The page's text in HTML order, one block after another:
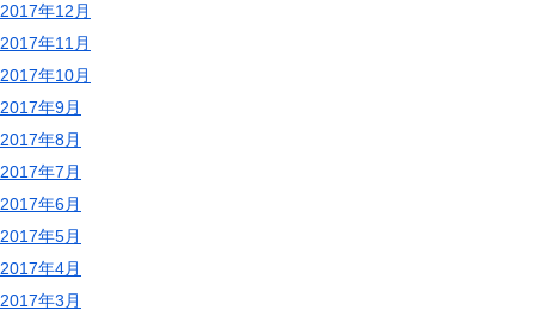
2017年12月
2017年11月
2017年10月
2017年9月
2017年8月
2017年7月
2017年6月
2017年5月
2017年4月
2017年3月